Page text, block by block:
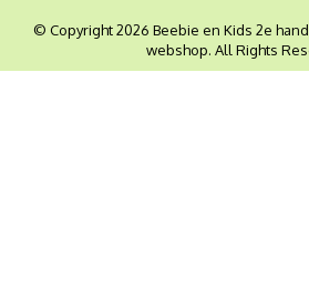
© Copyright 2026 Beebie en Kids 2e
webshop. All Rights